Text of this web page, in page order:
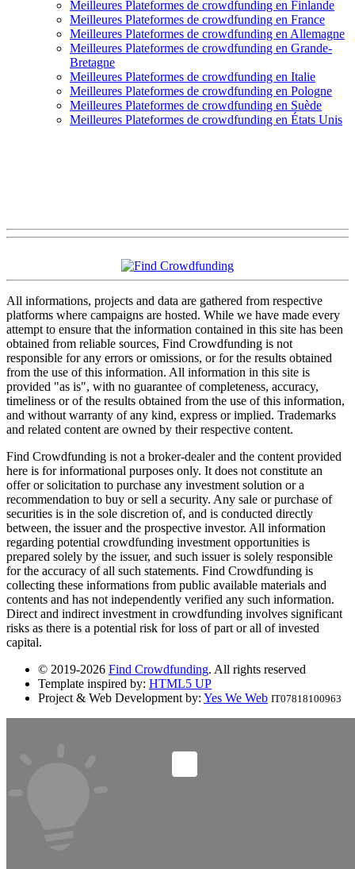
Meilleures Plateformes de crowdfunding en Finlande
Meilleures Plateformes de crowdfunding en France
Meilleures Plateformes de crowdfunding en Allemagne
Meilleures Plateformes de crowdfunding en Grande-
Bretagne
Meilleures Plateformes de crowdfunding en Italie
Meilleures Plateformes de crowdfunding en Pologne
Meilleures Plateformes de crowdfunding en Suède
Meilleures Plateformes de crowdfunding en États Unis
All informations, projects and data are gathered from respective
platforms where campaigns are hosted. While we have made every
attempt to ensure that the information contained in this site has been
obtained from reliable sources, Find Crowdfunding is not
responsible for any errors or omissions, or for the results obtained
from the use of this information. All information in this site is
provided "as is", with no guarantee of completeness, accuracy,
timeliness or of the results obtained from the use of this information,
and without warranty of any kind, express or implied. Trademarks
and related content are owned by their respective content.
Find Crowdfunding is not a broker-dealer and the content provided
here is for informational purposes only. It does not constitute an
offer or solicitation to purchase any investment solution or a
recommendation to buy or sell a security. Any sale or purchase of
securities is in the sole discretion of, and is conducted directly
between, the issuer and the prospective investor. All information
regarding potential crowdfunding investment opportunities is
prepared solely by the issuer, and such issuer is solely responsible
for the accuracy of all such statements. Find Crowdfunding is
collecting these informations from public available materials and
contents and has not independently verified any such information.
Direct and indirect investment in crowdfunding involves significant
risks as there is a potential risk for loss of part or all of invested
capital.
© 2019-2026 Find Crowdfunding. All rights reserved
Template inspired by: HTML5 UP
Project & Web Development by: Yes We Web IT07818100963